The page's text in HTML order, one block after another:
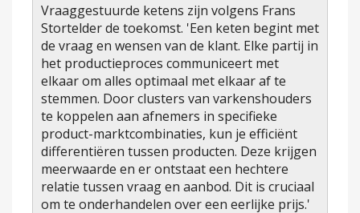
Vraaggestuurde ketens zijn volgens Frans
Stortelder de toekomst. 'Een keten begint met
de vraag en wensen van de klant. Elke partij in
het productieproces communiceert met
elkaar om alles optimaal met elkaar af te
stemmen. Door clusters van varkenshouders
te koppelen aan afnemers in specifieke
product-marktcombinaties, kun je efficiënt
differentiëren tussen producten. Deze krijgen
meerwaarde en er ontstaat een hechtere
relatie tussen vraag en aanbod. Dit is cruciaal
om te onderhandelen over een eerlijke prijs.'